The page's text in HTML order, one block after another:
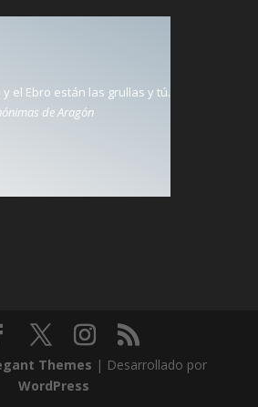
el Ebro están las grullas y tú.
de Aragón
Themes | Desarrollado por
WordPress